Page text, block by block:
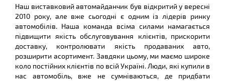
Наш виставковий автомайданчик був відкритий у вересні
2010 року, але вже сьогодні є одним із лідерів ринку
автомобілів. Наша команда всіма силами намагається
підвищити якість обслуговування клієнтів, прискорити
доставку, контролювати якість продаваних авто,
розширити асортимент. Завдяки цьому, ми маємо широке
коло постійних клієнтів по всій Україні. Люди, які купили в
нас автомобіль, вже не сумніваються, де придбати